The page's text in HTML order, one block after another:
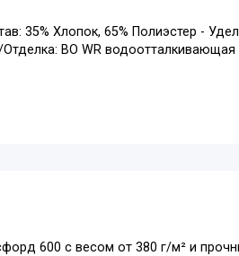
35% Хлопок, 65% Полиэстер -
ВО WR
600 с весом от 380 г/м² и